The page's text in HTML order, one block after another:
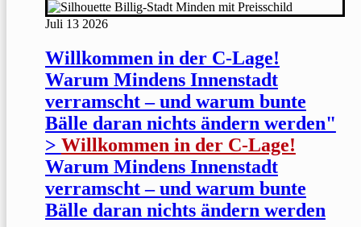
Juli 13 2026
Willkommen in der C-Lage!
Warum Mindens Innenstadt
verramscht – und warum bunte
Bälle daran nichts ändern werden"
> Willkommen in der C-Lage!
Warum Mindens Innenstadt
verramscht – und warum bunte
Bälle daran nichts ändern werden